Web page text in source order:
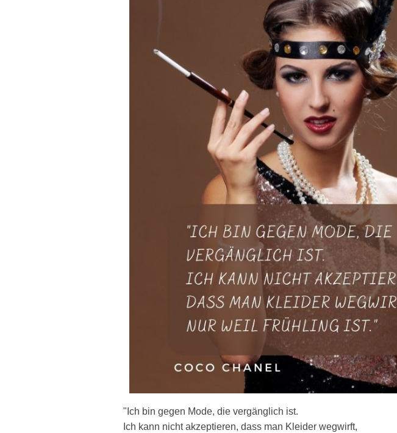
"Ich bin gegen Mode, die vergänglich ist.
Ich kann nicht akzeptieren, dass man Kleider wegwirft,